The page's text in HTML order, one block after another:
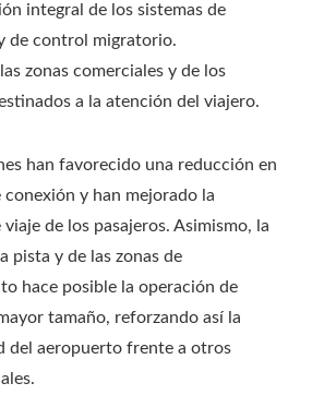
integral de los sistemas de
de control migratorio.
zonas comerciales y de los
a la atención del viajero.
han favorecido una reducción en
conexión y han mejorado la
de los pasajeros. Asimismo, la
pista y de las zonas de
hace posible la operación de
tamaño, reforzando así la
del aeropuerto frente a otros